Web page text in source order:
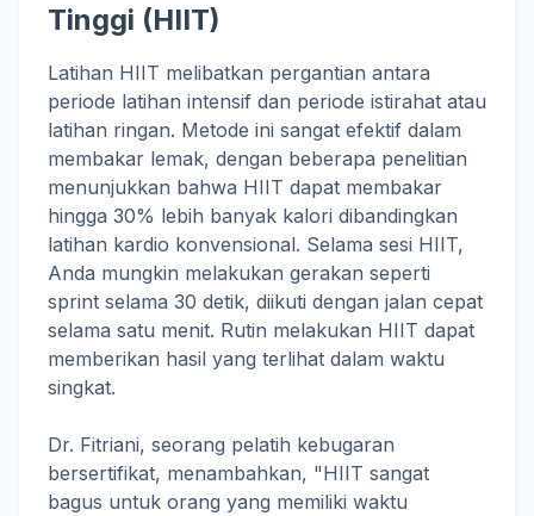
Tinggi (HIIT)
Latihan HIIT melibatkan pergantian antara
periode latihan intensif dan periode istirahat atau
latihan ringan. Metode ini sangat efektif dalam
membakar lemak, dengan beberapa penelitian
menunjukkan bahwa HIIT dapat membakar
hingga 30% lebih banyak kalori dibandingkan
latihan kardio konvensional. Selama sesi HIIT,
Anda mungkin melakukan gerakan seperti
sprint selama 30 detik, diikuti dengan jalan cepat
selama satu menit. Rutin melakukan HIIT dapat
memberikan hasil yang terlihat dalam waktu
singkat.
Dr. Fitriani, seorang pelatih kebugaran
bersertifikat, menambahkan, "HIIT sangat
bagus untuk orang yang memiliki waktu